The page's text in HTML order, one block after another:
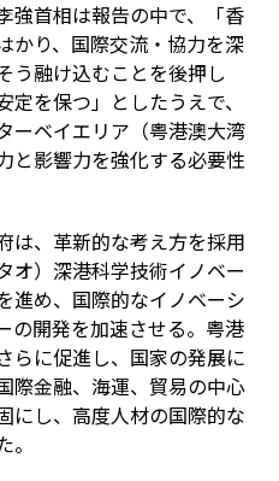
強首相は報告の中で、「香
かり、国際交流・協力を深
う融け込むことを後押し
を保つ」としたうえで、
ーベイエリア（粤港澳大湾
と影響力を強化する必要性
は、革新的な考え方を採用
オ）深港科学技術イノベー
進め、国際的なイノベーシ
の開発を加速させる。粤港
らに促進し、国家の発展に
際金融、海運、貿易の中心
にし、高度人材の国際的な